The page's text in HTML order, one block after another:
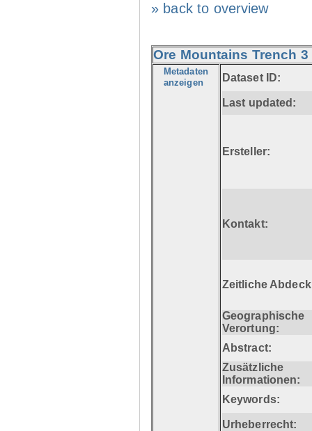
» back to overview
Ore Mountains Trench
Metadaten
anzeigen Dataset ID:
Last updated:
Ersteller:
Kontakt:
Zeitliche
Geographische
Verortung:
Abstract:
Zusätzliche
Informationen:
Keywords:
Urheberrecht: